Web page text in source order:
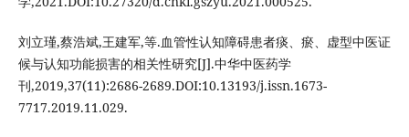
刘立瑾,蔡浩斌,王建军,等.血管性认知障碍患者痰、瘀、虚型中医证
候与认知功能损害的相关性研究[J].中华中医药学
刊,2019,37(11):2686-2689.DOI:10.13193/j.issn.1673-
7717.2019.11.029.